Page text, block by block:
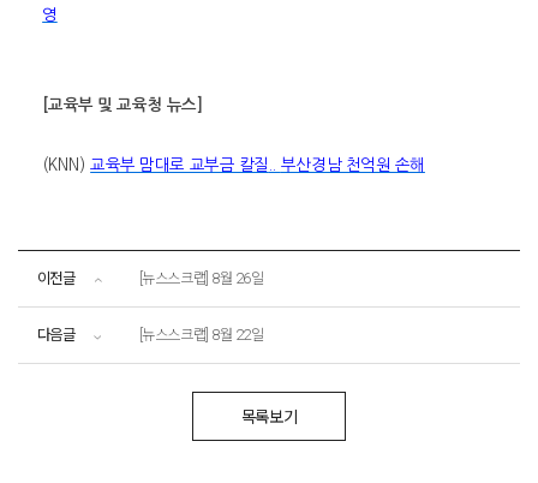
영
교육부 및 교육청 뉴스
(KNN) 교육부 맘대로 교부금 칼질 부산경남 천억원 손해
이전글 [뉴스스크랩] 8월 26일
다음글 [뉴스스크랩] 8월 22일
목록보기